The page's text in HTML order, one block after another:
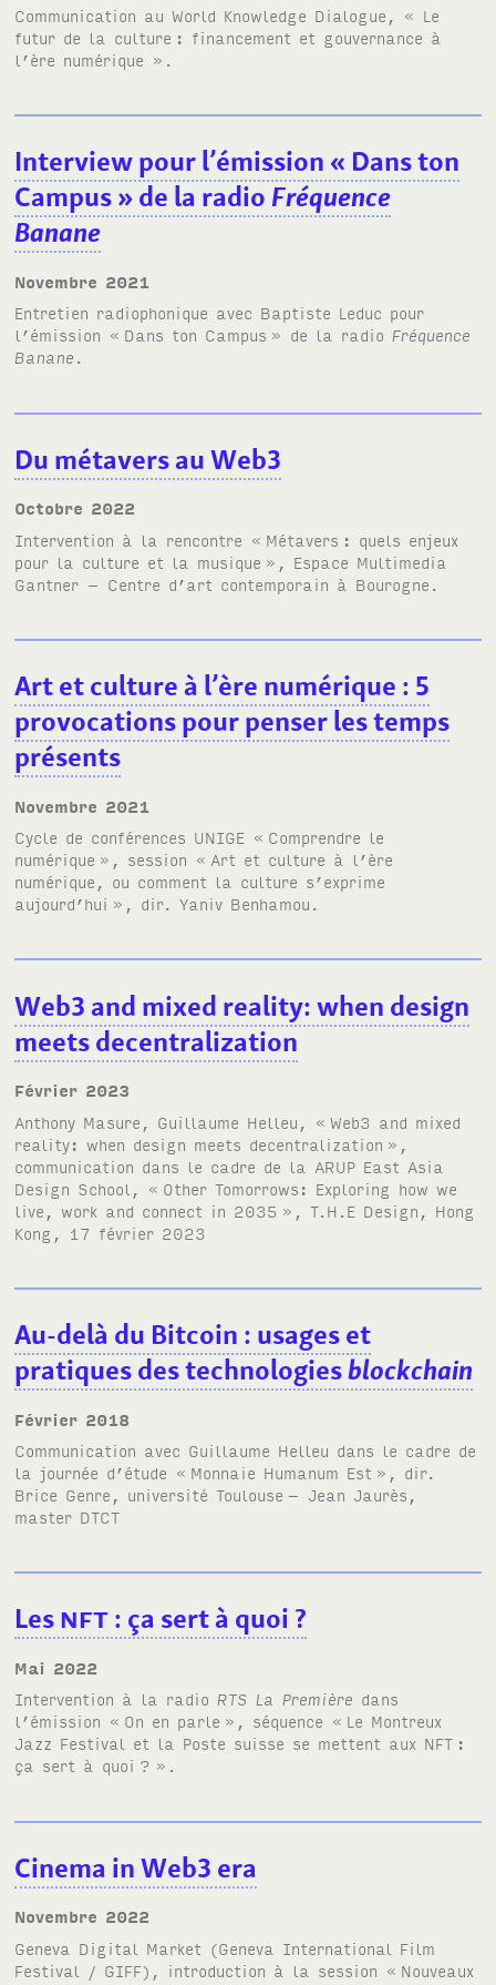
Communication au World Knowledge Dialogue, « Le
futur de la culture : financement et gouvernance à
l’ère numérique » .
Interview pour l’émission « Dans ton
Campus» de la radio Fréquence
Banane
novembre 2021
Entretien radiophonique avec Baptiste Leduc pour
l’émission « Dans ton Campus » de la radio Fréquence
Banane .
Du métavers au Web3
octobre 2022
Intervention à la rencontre « Métavers : quels enjeux
pour la culture et la musique », Espace Multimedia
Gantner – Centre d’art contemporain à Bourogne.
Art et culture à l’ère numérique : 5
provocations pour penser les temps
présents
novembre 2021
Cycle de conférences UNIGE « Comprendre le
numérique », session « Art et culture à l’ère
numérique, ou comment la culture s’exprime
aujourd’hui », dir. Yaniv Benhamou.
Web3 and mixed reality: when design
meets decentralization
février 2023
Anthony Masure, Guillaume Helleu, « Web3 and mixed
reality: when design meets decentralization »,
communication dans le cadre de la ARUP East Asia
Design School, « Other Tomorrows: Exploring how we
live, work and connect in 2035 »,T.H.E Design, Hong
Kong, 17 février 2023
Au-delà du Bitcoin : usages et
pratiques des technologiesblockchain
février 2018
Communication avec Guillaume Helleu dans le cadre de
la journée d’étude « Monnaie Humanum Est », dir.
Brice Genre, université Toulouse – Jean Jaurès,
master DTCT
LesNFT: ça sert à quoi ?
mai 2022
Intervention à la radio RTS La Première dans
l’émission « On en parle », séquence « Le Montreux
Jazz Festival et la Poste suisse se mettent aux NFT :
ça sert à quoi ? ».
Cinema in Web3 era
novembre 2022
Geneva Digital Market (Geneva International Film
Festival / GIFF), introduction à la session « Nouveaux